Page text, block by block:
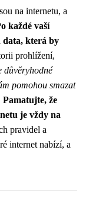
na internetu, a
každé vaší
data, která by
prohlížení,
důvěryhodné
pomohou smazat
Pamatujte, že
je vždy na
pravidel a
internet nabízí, a